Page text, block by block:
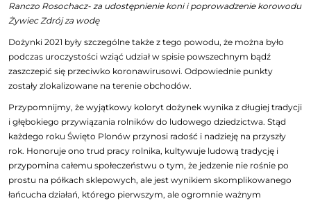
Ranczo Rosochacz- za udostępnienie koni i poprowadzenie korowodu
Żywiec Zdrój za wodę
Dożynki 2021 były szczególne także z tego powodu, że można było
podczas uroczystości wziąć udział w spisie powszechnym bądź
zaszczepić się przeciwko koronawirusowi. Odpowiednie punkty
zostały zlokalizowane na terenie obchodów.
Przypomnijmy, że wyjątkowy koloryt dożynek wynika z długiej tradycji
i głębokiego przywiązania rolników do ludowego dziedzictwa. Stąd
każdego roku Święto Plonów przynosi radość i nadzieję na przyszły
rok. Honoruje ono trud pracy rolnika, kultywuje ludową tradycję i
przypomina całemu społeczeństwu o tym, że jedzenie nie rośnie po
prostu na półkach sklepowych, ale jest wynikiem skomplikowanego
łańcucha działań, którego pierwszym, ale ogromnie ważnym